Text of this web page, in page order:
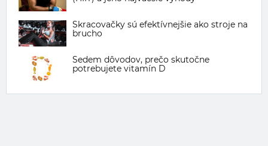
Skracovačky sú efektívnejšie ako stroje na
brucho
Sedem dôvodov, prečo skutočne
potrebujete vitamín D